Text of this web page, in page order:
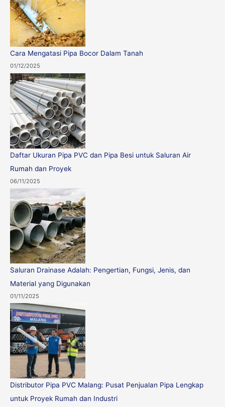
Cara Mengatasi Pipa Bocor Dalam Tanah
01/12/2025
Daftar Ukuran Pipa PVC dan Pipa Besi untuk Saluran Air
Rumah dan Proyek
06/11/2025
Saluran Drainase Adalah: Pengertian, Fungsi, Jenis, dan
Material yang Digunakan
01/11/2025
Distributor Pipa PVC Malang: Pusat Penjualan Pipa Lengkap
untuk Proyek Rumah dan Industri